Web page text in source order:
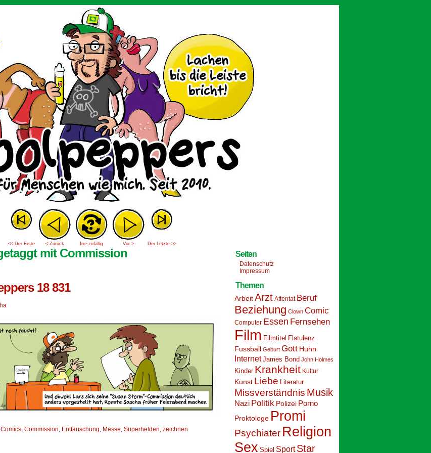
<< Der Erste < Zurück Irre zufällig Vor > Der Letzte >>
mit Commission
18 831
Comics, Commission, Enttäuschung, Messe, Superhelden, zeichnen
Seiten
Datenschutz
Impressum
Themen
ArbeitArzt Attentat Beruf
Beziehung Clown Comic
Computer Essen Fernsehen
Film Filmtitel Flatulenz
Fussball Geburt Gott Huhn
Internet James Bond John Holmes
Kinder Krankheit Kultur
Kunst Liebe Literatur
Missverständnis Musik
Nazi Politik Polizei Porno
Proktologe Promi
Psychiater Religion
Sex Spiel Sport Star